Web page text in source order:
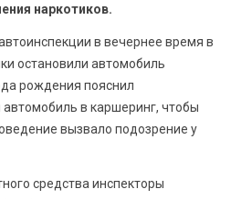
наркотиков.
в вечернее время в
остановили автомобиль
рождения пояснил
в каршеринг, чтобы
вызвало подозрение у
средства инспекторы